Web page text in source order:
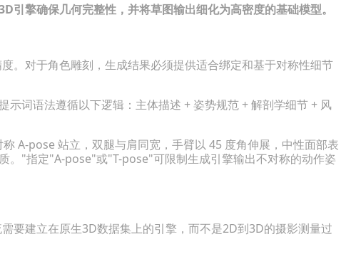
引擎确保几何完整性，并将草图输出细化为高密度的基础模型。
。对于角色雕刻，生成结果必须提供适合绑定和基于对称性细节
示词语法遵循以下逻辑： 主体描述 +姿势规范 +解剖学细节 + 风
A-pose 站立，双腿与肩同宽，手臂以 45 度角伸展，中性面部表
。"指定"A-pose"或"T-pose"可限制生成引擎输出不对称的动作姿
要建立在原生3D数据集上的引擎，而不是2D到3D的摄影测量过